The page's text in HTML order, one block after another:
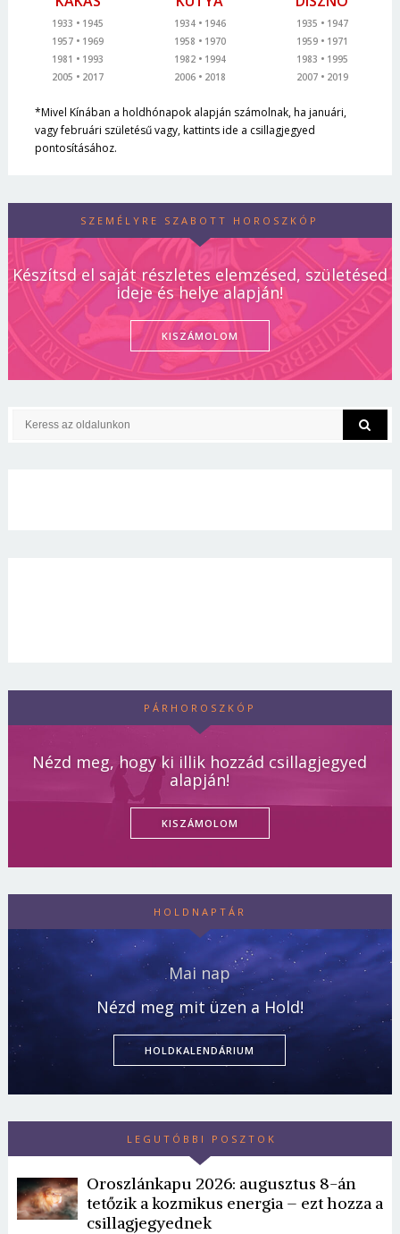
1933
1945
1957
1969
1981
1993
2005
2017
1934
1946
1958
1970
1982
1994
2006
2018
1935
1947
1959
1971
1983
1995
2007
2019
*Mivel Kínában a holdhónapok alapján számolnak, ha januári,
vagy februári születésű vagy, kattints ide a csillagjegyed
pontosításához.
SZEMÉLYRE SZABOTT HOROSZKÓP
Készítsd el saját részletes elemzésed, születésed
ideje és helye alapján!
KISZÁMOLOM
PÁRHOROSZKÓP
Nézd meg, hogy ki illik hozzád csillagjegyed
alapján!
KISZÁMOLOM
HOLDNAPTÁR
Mai nap
Nézd meg mit üzen a Hold!
HOLDKALENDÁRIUM
LEGUTÓBBI POSZTOK
Oroszlánkapu 2026: augusztus 8-án
tetőzik a kozmikus energia – ezt hozza a
csillagjegyednek